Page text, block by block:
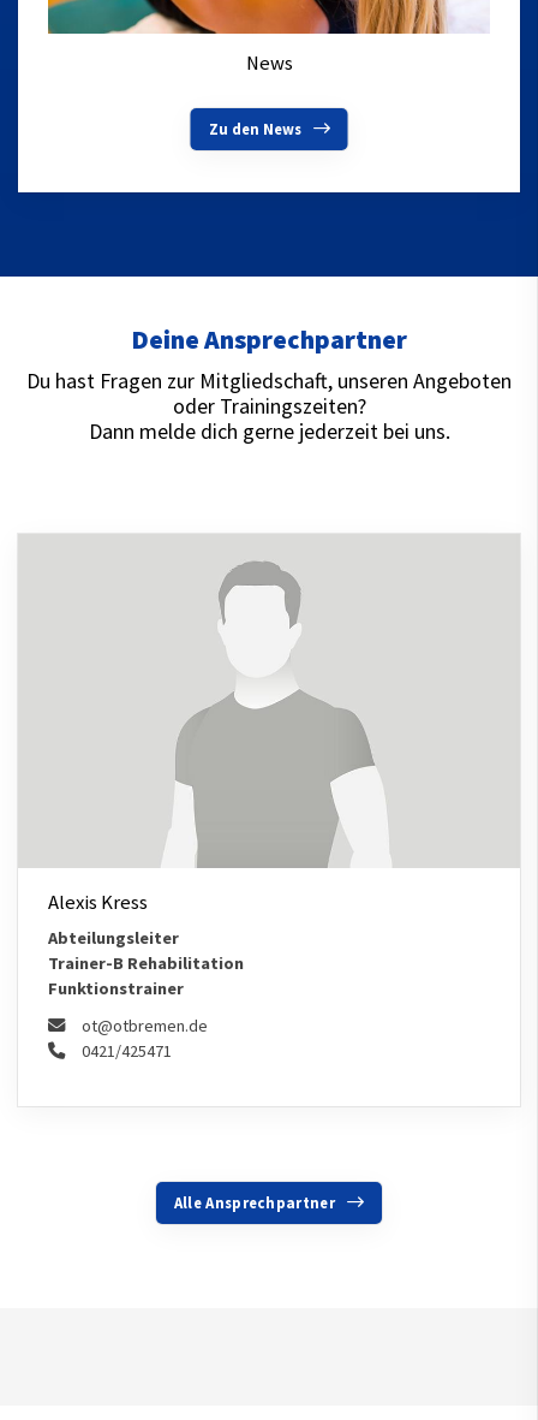
News
Zu den News
Deine Ansprechpartner
Du hast Fragen zur Mitgliedschaft, unseren Angeboten
oder Trainingszeiten?
Dann melde dich gerne jederzeit bei uns.
Alexis Kress
Abteilungsleiter
Trainer-B Rehabilitation
Funktionstrainer
ot@otbremen.de
0421/425471
Alle Ansprechpartner